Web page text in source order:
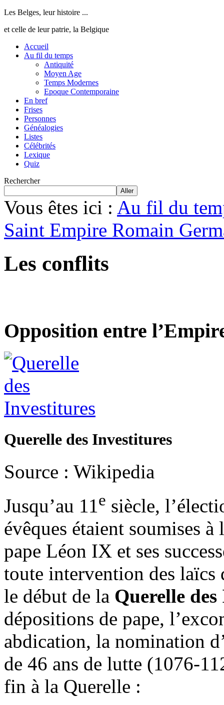
Les Belges, leur histoire ...
et celle de leur patrie, la Belgique
Accueil
Au fil du temps
Antiquité
Moyen Age
Temps Modernes
Epoque Contemporaine
En bref
Frises
Personnes
Généalogies
Listes
Célébrités
Lexique
Quiz
Rechercher
Aller
Vous êtes ici : Au fil du
Saint Empire Romain
Les conflits
Opposition entre
Querelle des Investitures
Source : Wikipedia
Jusqu’au 11e siècle,
évêques étaient soumises
pape Léon IX et ses
toute intervention des laïcs
le début de la Querelle
dépositions de pape,
abdication, la nomination
de 46 ans de lutte (1076-
fin à la Querelle :